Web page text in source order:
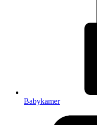
Babykamer